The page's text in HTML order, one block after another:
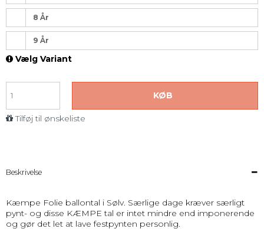
8 År
9 År
Vælg Variant
KØB
Tilføj til ønskeliste
Beskrivelse
Kæmpe Folie ballontal i Sølv. Særlige dage kræver særligt
pynt- og disse KÆMPE tal er intet mindre end imponerende
og gør det let at lave festpynten personlig.